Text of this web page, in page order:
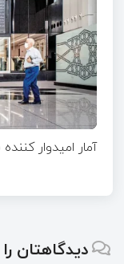
آمار امیدوار کننده
دیدگاهتان